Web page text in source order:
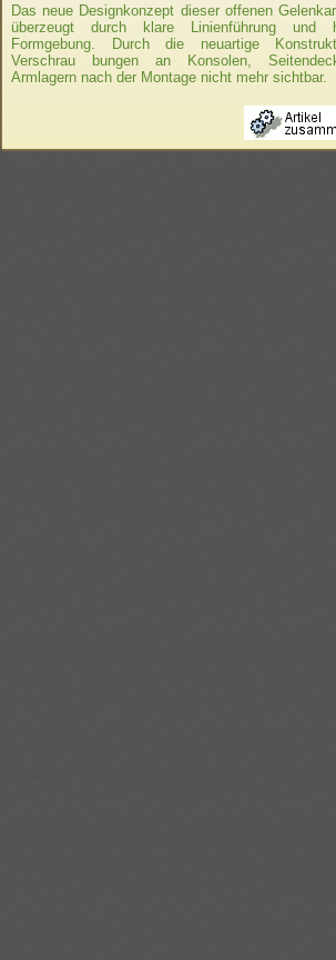
Das neue Designkonzept dieser offenen
überzeugt durch klare Linienführung und
Formgebung. Durch die neuartige
Verschrau­ bungen an Konsolen,
Armlagern nach der Montage nicht mehr sichtbar.